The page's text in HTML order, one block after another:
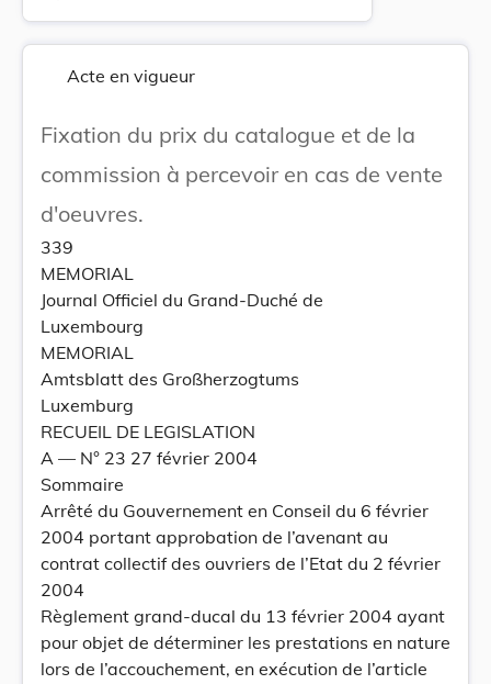
Acte en vigueur
Fixation du prix du catalogue et de la
commission à percevoir en cas de vente
d'oeuvres.
339
MEMORIAL
Journal Officiel du Grand-Duché de
Luxembourg
MEMORIAL
Amtsblatt des Großherzogtums
Luxemburg
RECUEIL DE LEGISLATION
A –– N° 23 27 février 2004
Sommaire
Arrêté du Gouvernement en Conseil du 6 février
2004 portant approbation de l’avenant au
contrat collectif des ouvriers de l’Etat du 2 février
2004
Règlement grand-ducal du 13 février 2004 ayant
pour objet de déterminer les prestations en nature
lors de l’accouchement, en exécution de l’article